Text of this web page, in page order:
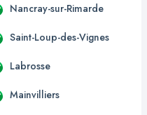
Nancray-sur-Rimarde
Saint-Loup-des-Vignes
Labrosse
Mainvilliers